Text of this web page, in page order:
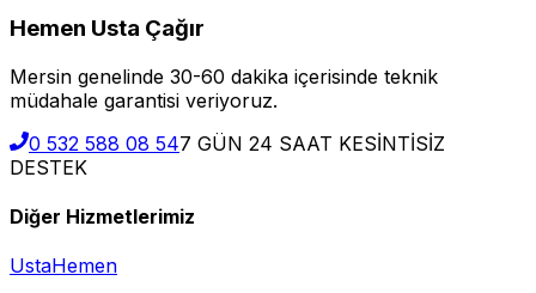
Hemen Usta Çağır
Mersin genelinde 30-60 dakika içerisinde teknik
müdahale garantisi veriyoruz.
0 532 588 08 547 GÜN 24 SAAT KESİNTİSİZ
DESTEK
Diğer Hizmetlerimiz
UstaHemen